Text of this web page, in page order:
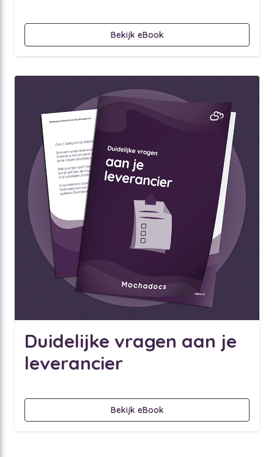
Bekijk eBook
Duidelijke vragen aan je
leverancier
Bekijk eBook